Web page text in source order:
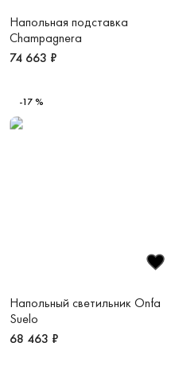
Напольная подставка
Champagnera
74 663 ₽
-17 %
Напольный светильник Onfa
Suelo
68 463 ₽